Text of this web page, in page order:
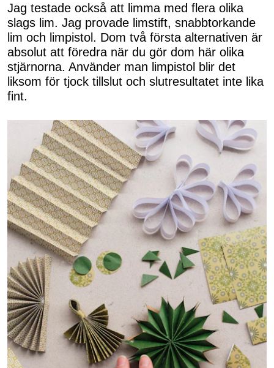
Jag testade också att limma med flera olika
slags lim. Jag provade limstift, snabbtorkande
lim och limpistol. Dom två första alternativen är
absolut att föredra när du gör dom här olika
stjärnorna. Använder man limpistol blir det
liksom för tjock tillslut och slutresultatet inte lika
fint.